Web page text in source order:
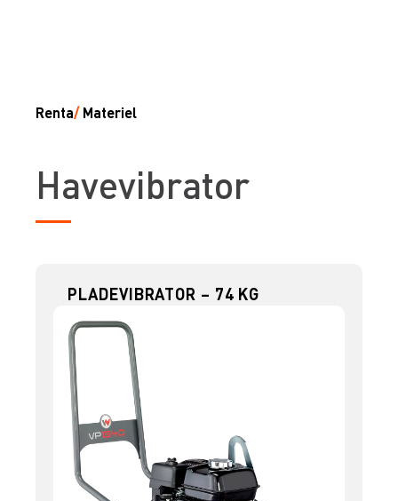
Renta/ Materiel
Havevibrator
PLADEVIBRATOR – 74 KG